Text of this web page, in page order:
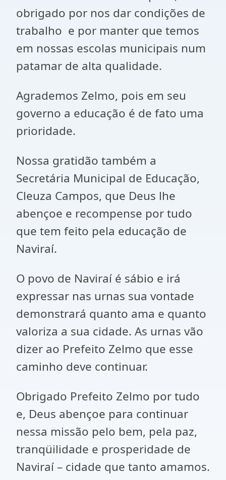
obrigado por nos dar condições de
trabalho e por manter que temos
em nossas escolas municipais num
patamar de alta qualidade.
Agrademos Zelmo, pois em seu
governo a educação é de fato uma
prioridade.
Nossa gratidão também a
Secretária Municipal de Educação,
Cleuza Campos, que Deus lhe
abençoe e recompense por tudo
que tem feito pela educação de
Naviraí.
O povo de Naviraí é sábio e irá
expressar nas urnas sua vontade
demonstrará quanto ama e quanto
valoriza a sua cidade. As urnas vão
dizer ao Prefeito Zelmo que esse
caminho deve continuar.
Obrigado Prefeito Zelmo por tudo
e, Deus abençoe para continuar
nessa missão pelo bem, pela paz,
tranqüilidade e prosperidade de
Naviraí – cidade que tanto amamos.